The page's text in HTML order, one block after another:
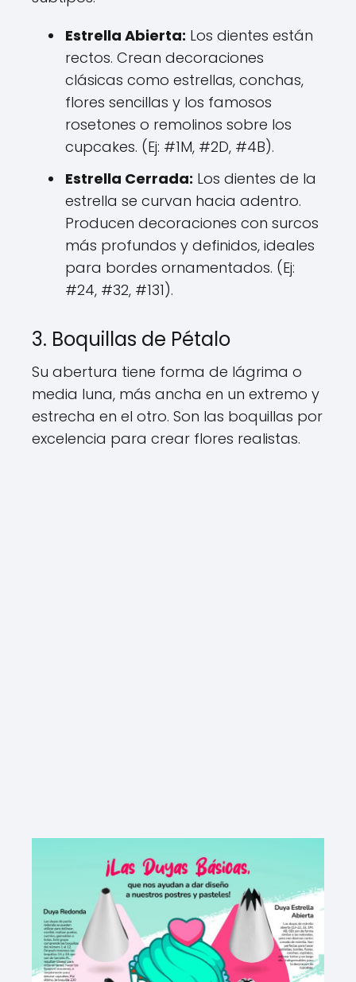
Estrella Abierta: Los dientes están
rectos. Crean decoraciones
clásicas como estrellas, conchas,
flores sencillas y los famosos
rosetones o remolinos sobre los
cupcakes. (Ej: #1M, #2D, #4B).
Estrella Cerrada: Los dientes de la
estrella se curvan hacia adentro.
Producen decoraciones con surcos
más profundos y definidos, ideales
para bordes ornamentados. (Ej:
#24, #32, #131).
3. Boquillas de Pétalo
Su abertura tiene forma de lágrima o
media luna, más ancha en un extremo y
estrecha en el otro. Son las boquillas por
excelencia para crear flores realistas.